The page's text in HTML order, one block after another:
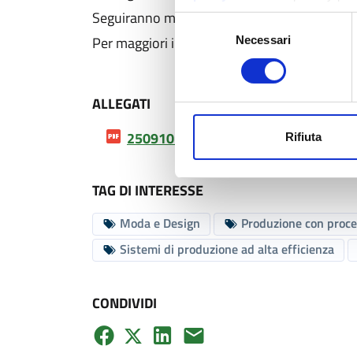
Selezione
Necessari
Rifiuta
Seguiranno maggiori dettagli con l'agenda
Per maggiori informazioni:
ALLEGATI
250910 - Webinar Nuovo bando N...
TAG DI INTERESSE
Moda e Design Produzione con
Sistemi di produzione ad alta efficienza
CONDIVIDI